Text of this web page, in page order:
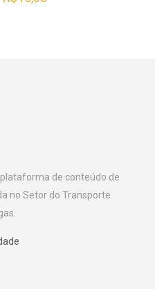
plataforma de conteúdo de
no Setor do Transporte